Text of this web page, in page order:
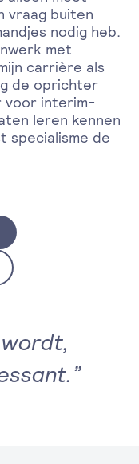
vraag buiten
nodig heb.
met
carrière als
de oprichter
voor interim-
leren kennen
specialisme de